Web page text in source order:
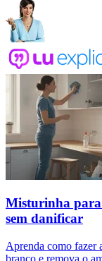
Misturinha
sem danificar
Aprenda como fazer